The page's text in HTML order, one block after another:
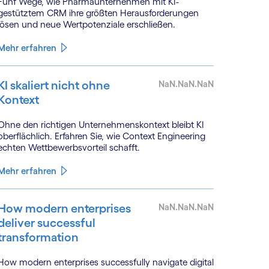
CRM ihre größten Herausforderungen
und neue Wertpotenziale erschließen.
erfahren
skaliert nicht ohne
NaN.NaN.NaN
den richtigen Unternehmenskontext bleibt KI
Erfahren Sie, wie Context Engineering
Wettbewerbsvorteil schafft.
erfahren
modern enterprises
successful
NaN.NaN.NaN
modern enterprises successfully navigate digital